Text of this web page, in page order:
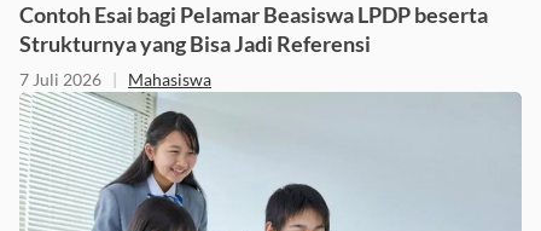
Contoh Esai bagi Pelamar Beasiswa LPDP beserta
Strukturnya yang Bisa Jadi Referensi
7 Juli 2026 | Mahasiswa